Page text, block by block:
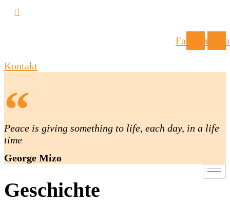
Facebook
Kontakt
Peace is giving something to life, each day, in a life
time
George Mizo
Geschichte